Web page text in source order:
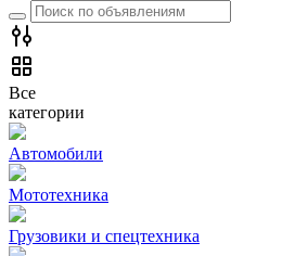
Все
категории
Автомобили
Мототехника
Грузовики и спецтехника